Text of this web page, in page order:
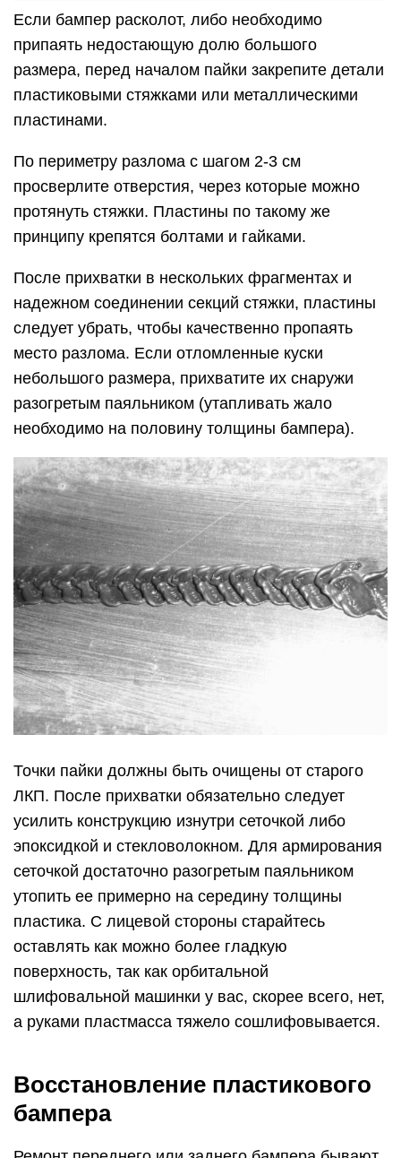
Если бампер расколот, либо необходимо
припаять недостающую долю большого
размера, перед началом пайки закрепите детали
пластиковыми стяжками или металлическими
пластинами.
По периметру разлома с шагом 2-3 см
просверлите отверстия, через которые можно
протянуть стяжки. Пластины по такому же
принципу крепятся болтами и гайками.
После прихватки в нескольких фрагментах и
надежном соединении секций стяжки, пластины
следует убрать, чтобы качественно пропаять
место разлома. Если отломленные куски
небольшого размера, прихватите их снаружи
разогретым паяльником (утапливать жало
необходимо на половину толщины бампера).
Точки пайки должны быть очищены от старого
ЛКП. После прихватки обязательно следует
усилить конструкцию изнутри сеточкой либо
эпоксидкой и стекловолокном. Для армирования
сеточкой достаточно разогретым паяльником
утопить ее примерно на середину толщины
пластика. С лицевой стороны старайтесь
оставлять как можно более гладкую
поверхность, так как орбитальной
шлифовальной машинки у вас, скорее всего, нет,
а руками пластмасса тяжело сошлифовывается.
Восстановление пластикового
бампера